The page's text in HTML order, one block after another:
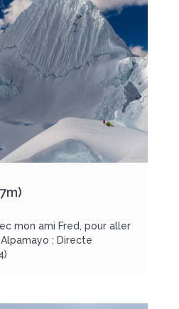
mon ami Fred, pour aller
: Directe